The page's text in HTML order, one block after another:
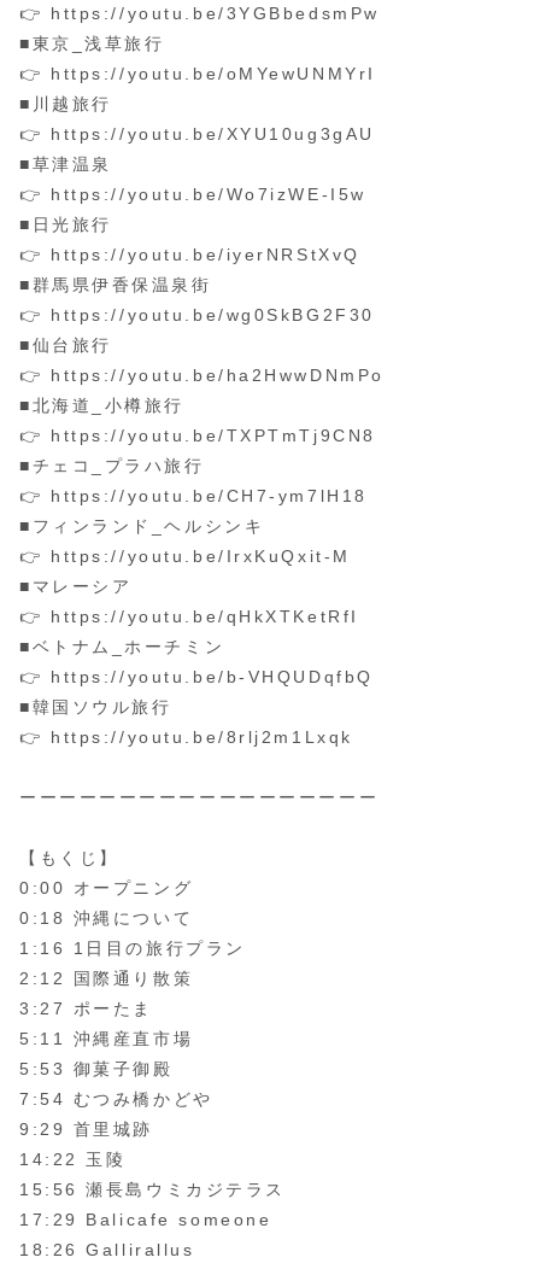
👉 https://youtu.be/3YGBbedsmPw
■東京_浅草旅行
👉 https://youtu.be/oMYewUNMYrI
■川越旅行
👉 https://youtu.be/XYU10ug3gAU
■草津温泉
👉 https://youtu.be/Wo7izWE-I5w
■日光旅行
👉 https://youtu.be/iyerNRStXvQ
■群馬県伊香保温泉街
👉 https://youtu.be/wg0SkBG2F30
■仙台旅行
👉 https://youtu.be/ha2HwwDNmPo
■北海道_小樽旅行
👉 https://youtu.be/TXPTmTj9CN8
■チェコ_プラハ旅行
👉 https://youtu.be/CH7-ym7lH18
■フィンランド_ヘルシンキ
👉 https://youtu.be/IrxKuQxit-M
■マレーシア
👉 https://youtu.be/qHkXTKetRfI
■ベトナム_ホーチミン
👉 https://youtu.be/b-VHQUDqfbQ
■韓国ソウル旅行
👉 https://youtu.be/8rlj2m1Lxqk
ーーーーーーーーーーーーーーーーーー
【もくじ】
0:00 オープニング
0:18 沖縄について
1:16 1日目の旅行プラン
2:12 国際通り散策
3:27 ポーたま
5:11 沖縄産直市場
5:53 御菓子御殿
7:54 むつみ橋かどや
9:29 首里城跡
14:22 玉陵
15:56 瀬長島ウミカジテラス
17:29 Balicafe someone
18:26 Gallirallus